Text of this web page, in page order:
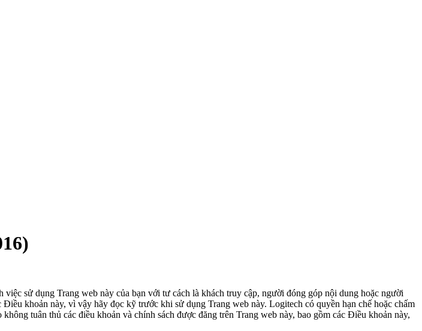
sử dụng Trang web này của bạn với tư cách là khách truy cập, người đóng góp nội dung hoặc người
khoản này, vì vậy hãy đọc kỹ trước khi sử dụng Trang web này. Logitech có quyền hạn chế hoặc chấm
tuân thủ các điều khoản và chính sách được đăng trên Trang web này, bao gồm các Điều khoản này,